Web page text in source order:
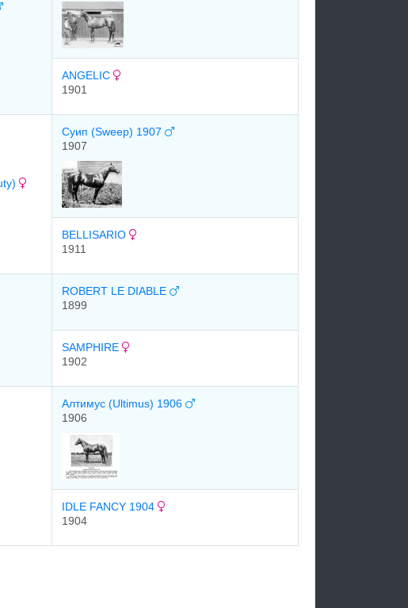
ANGELIC
1901
Суип (Sweep) 1907
1907
BELLISARIO
1911
ROBERT LE DIABLE
1899
SAMPHIRE
1902
Алтимус (Ultimus) 1906
1906
IDLE FANCY 1904
1904